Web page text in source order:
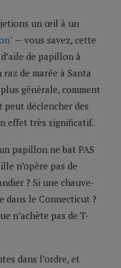
jetions un œil à un
— vous savez, cette
de papillon à
de marée à Santa
générale, comment
déclencher des
effet très significatif.
papillon ne bat PAS
n’opère pas de
? Si une chauve-
dans le Connecticut ?
n’achète pas de T-
dans l’ordre, et